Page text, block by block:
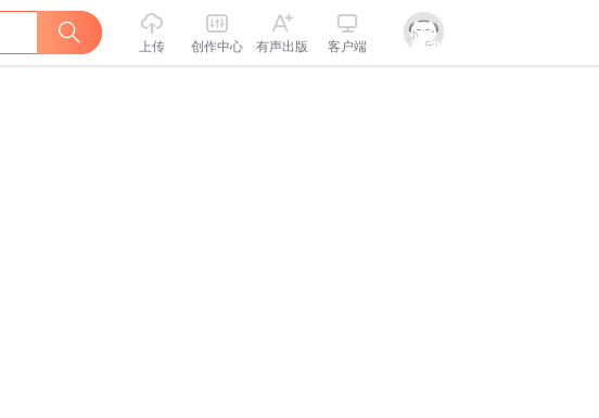
上传 创作中心 有声出版 客户端